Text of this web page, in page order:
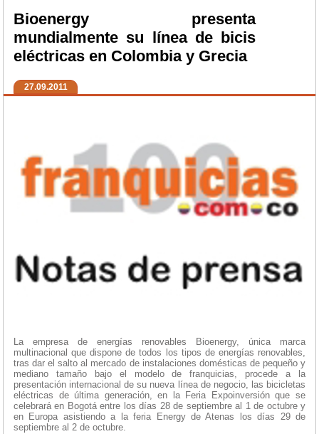
Bioenergy presenta
mundialmente su línea de bicis
eléctricas en Colombia y Grecia
27.09.2011
La empresa de energías renovables Bioenergy, única marca
multinacional que dispone de todos los tipos de energías renovables,
tras dar el salto al mercado de instalaciones domésticas de pequeño y
mediano tamaño bajo el modelo de franquicias, procede a la
presentación internacional de su nueva línea de negocio, las bicicletas
eléctricas de última generación, en la Feria Expoinversión que se
celebrará en Bogotá entre los días 28 de septiembre al 1 de octubre y
en Europa asistiendo a la feria Energy de Atenas los días 29 de
septiembre al 2 de octubre.